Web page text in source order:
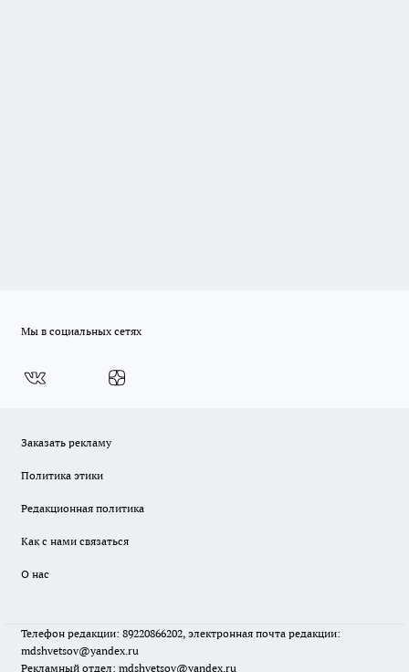
Мы в социальных сетях
Заказать рекламу
Политика этики
Редакционная политика
Как с нами связаться
О нас
Телефон редакции: 89220866202, электронная почта редакции:
mdshvetsov@yandex.ru
Рекламный отдел: mdshvetsov@yandex.ru